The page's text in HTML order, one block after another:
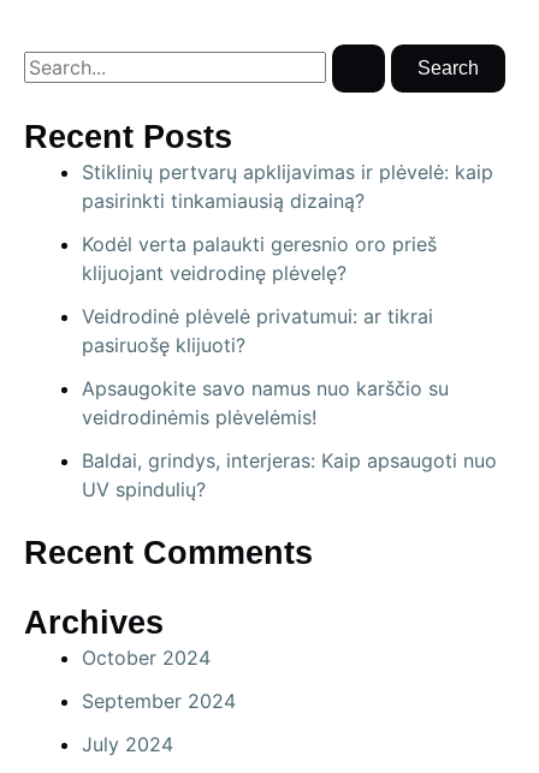
S
a
Recent Posts
Stiklinių pertvarų apklijavimas ir plėvelė: kaip
pasirinkti tinkamiausią dizainą?
Kodėl verta palaukti geresnio oro prieš
klijuojant veidrodinę plėvelę?
Veidrodinė plėvelė privatumui: ar tikrai
pasiruošę klijuoti?
Apsaugokite savo namus nuo karščio su
veidrodinėmis plėvelėmis!
Baldai, grindys, interjeras: Kaip apsaugoti nuo
UV spindulių?
Recent Comments
Archives
October 2024
September 2024
July 2024